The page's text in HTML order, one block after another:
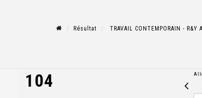
Résultat TRAVAIL CONTEMPORAIN - R&Y
104